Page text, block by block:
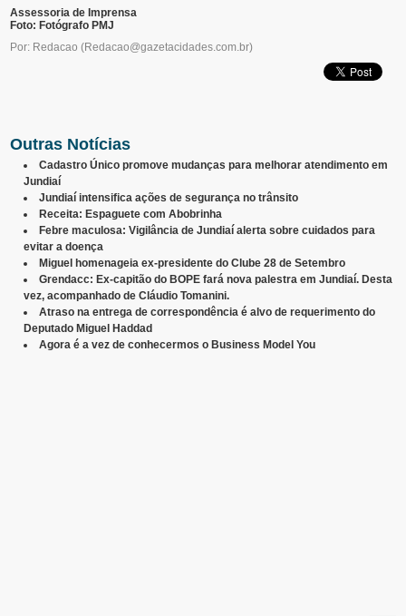
Assessoria de Imprensa
Foto: Fotógrafo PMJ
Por: Redacao (Redacao@gazetacidades.com.br)
Outras Notícias
Cadastro Único promove mudanças para melhorar atendimento em
Jundiaí
Jundiaí intensifica ações de segurança no trânsito
Receita: Espaguete com Abobrinha
Febre maculosa: Vigilância de Jundiaí alerta sobre cuidados para
evitar a doença
Miguel homenageia ex-presidente do Clube 28 de Setembro
Grendacc: Ex-capitão do BOPE fará nova palestra em Jundiaí. Desta
vez, acompanhado de Cláudio Tomanini.
Atraso na entrega de correspondência é alvo de requerimento do
Deputado Miguel Haddad
Agora é a vez de conhecermos o Business Model You